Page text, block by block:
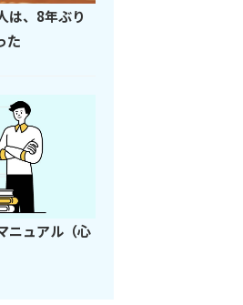
は、8年ぶり
た
ニュアル（心